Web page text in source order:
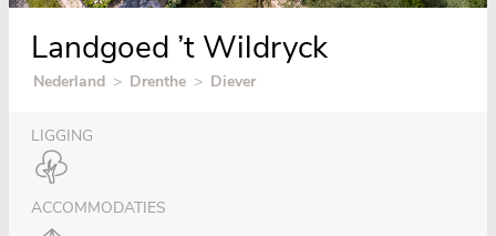
Landgoed ’t Wildryck
Nederland > Drenthe > Diever
LIGGING
ACCOMMODATIES